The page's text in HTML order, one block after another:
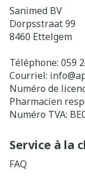
Sanimed BV
Dorpsstraat 99
8460 Ettelgem
Téléphone: 059
Courriel: info@
Numéro de
Pharmacien
Numéro TVA:
Service à la
FAQ